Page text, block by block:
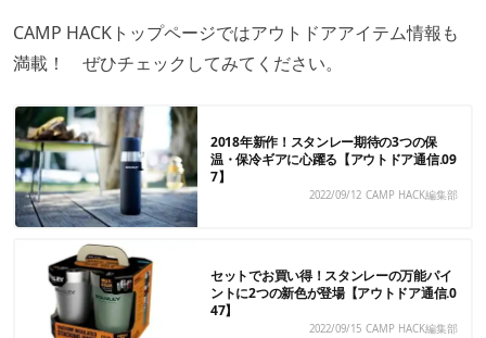
CAMP HACKトップページではアウトドアアイテム情報も
満載！ ぜひチェックしてみてください。
2018年新作！スタンレー期待の3つの保
温・保冷ギアに心躍る【アウトドア通信.09
7】
2022/09/12 CAMP HACK編集部
セットでお買い得！スタンレーの万能パイ
ントに2つの新色が登場【アウトドア通信.0
47】
2022/09/15 CAMP HACK編集部